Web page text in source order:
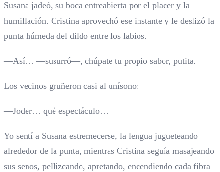
Susana jadeó, su boca entreabierta por el placer y la
humillación. Cristina aprovechó ese instante y le deslizó la
punta húmeda del dildo entre los labios.
—Así… —susurró—, chúpate tu propio sabor, putita.
Los vecinos gruñeron casi al unísono:
—Joder… qué espectáculo…
Yo sentí a Susana estremecerse, la lengua jugueteando
alrededor de la punta, mientras Cristina seguía masajeando
sus senos, pellizcando, apretando, encendiendo cada fibra